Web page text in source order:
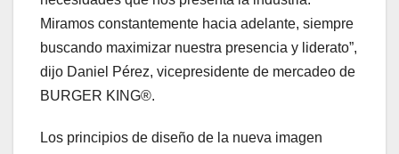
Miramos constantemente hacia adelante, siempre
buscando maximizar nuestra presencia y liderato”,
dijo Daniel Pérez, vicepresidente de mercadeo de
BURGER KING®.
Los principios de diseño de la nueva imagen